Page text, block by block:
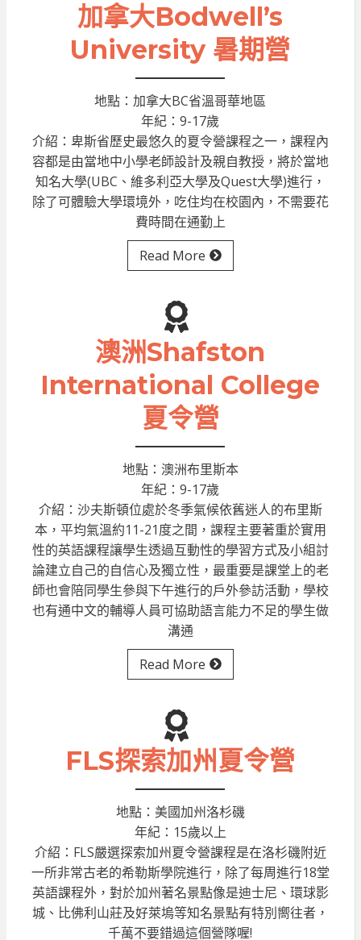
加拿大Bodwell’s
University 暑期營
地點：加拿大BC省溫哥華地區
年紀：9-17歲
介紹：卑斯省歷史最悠久的夏令營課程之一，課程內
容都是由當地中小學老師設計及親自教授，將於當地
知名大學(UBC、維多利亞大學及Quest大學)進行，
除了可體驗大學環境外，吃住均在校園內，不需要花
費時間在通勤上
Read More
澳洲Shafston
International College
夏令營
地點：澳洲布里斯本
年紀：9-17歲
介紹：沙夫斯頓位處於冬季氣候依舊迷人的布里斯
本，平均氣溫約11-21度之間，課程主要著重於實用
性的英語課程讓學生透過互動性的學習方式及小組討
論建立自己的自信心及獨立性，最重要是課堂上的老
師也會陪同學生參與下午進行的戶外參訪活動，學校
也有通中文的輔導人員可協助語言能力不足的學生做
溝通
Read More
FLS探索加州夏令營
地點：美國加州洛杉磯
年紀：15歲以上
介紹：FLS嚴選探索加州夏令營課程是在洛杉磯附近
一所非常古老的希勒斯學院進行，除了每周進行18堂
英語課程外，對於加州著名景點像是迪士尼、環球影
城、比佛利山莊及好萊塢等知名景點有特別嚮往者，
千萬不要錯過這個營隊喔!